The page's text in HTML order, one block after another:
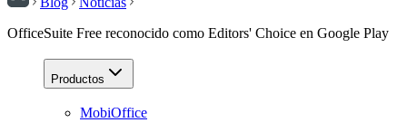
OfficeSuite Free reconocido como Editors' Choice en Google Play
Productos
MobiOffice